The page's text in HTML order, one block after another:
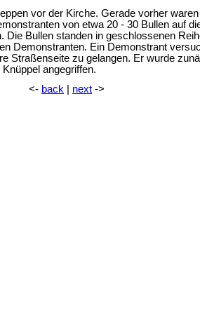
vor der Kirche. Gerade vorher
von etwa 20 - 30 Bullen auf
Die Bullen standen in geschlossenen
Demonstranten. Ein Demonstrant
Straßenseite zu gelangen. Er wurde
angegriffen.
<- back next ->